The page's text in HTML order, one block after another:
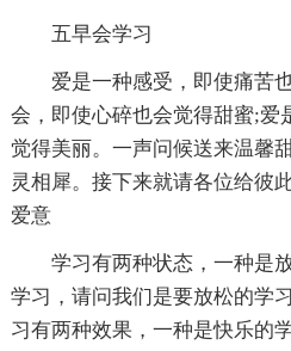
五早会学习
爱是一种感受，即使痛苦
会，即使心碎也会觉得甜蜜;爱
觉得美丽。一声问候送来温馨
灵相犀。接下来就请各位给彼
爱意
学习有两种状态，一种是
学习，请问我们是要放松的学
习有两种效果，一种是快乐的